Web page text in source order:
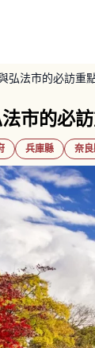
弘法市的必訪重
市的必
兵庫縣 奈